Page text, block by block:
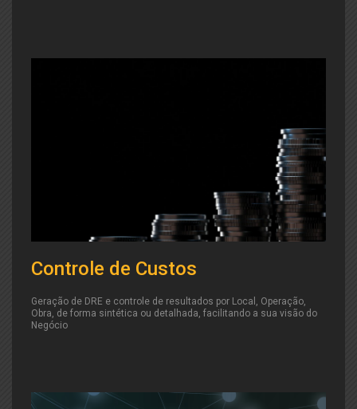
Controle de Custos
Geração de DRE e controle de resultados por Local, Operação,
Obra, de forma sintética ou detalhada, facilitando a sua visão do
Negócio